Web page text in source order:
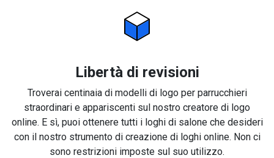
Libertà di revisioni
Troverai centinaia di modelli di logo per parrucchieri
straordinari e appariscenti sul nostro creatore di logo
online. E sì, puoi ottenere tutti i loghi di salone che desideri
con il nostro strumento di creazione di loghi online. Non ci
sono restrizioni imposte sul suo utilizzo.